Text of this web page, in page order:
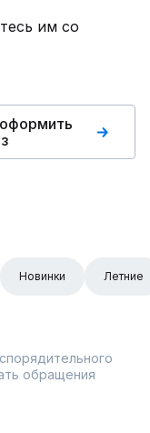
им со
Новинки Летние
обращения